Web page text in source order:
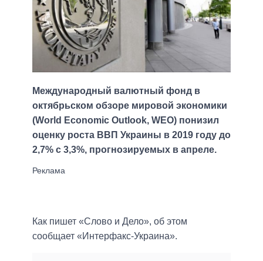
Международный валютный фонд в
октябрьском обзоре мировой экономики
(World Economic Outlook, WEO) понизил
оценку роста ВВП Украины в 2019 году до
2,7% с 3,3%, прогнозируемых в апреле.
Как пишет «Слово и Дело», об этом
сообщает «Интерфакс-Украина».